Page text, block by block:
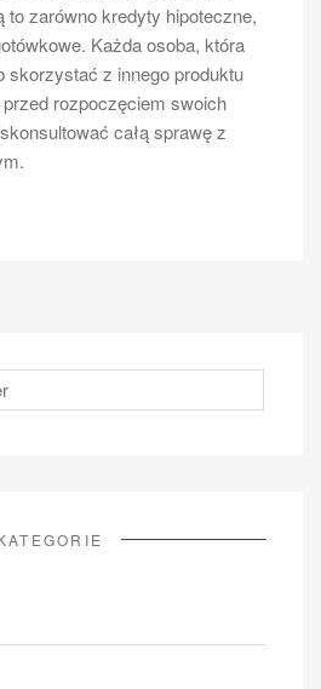
to zarówno kredyty hipoteczne,
Każda osoba, która
skorzystać z innego produktu
rozpoczęciem swoich
całą sprawę z